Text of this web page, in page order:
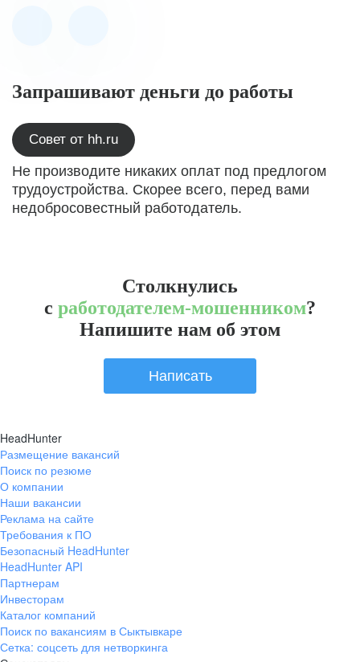
Запрашивают деньги до работы
Совет от hh.ru
Не производите никаких оплат под предлогом
трудоустройства. Скорее всего, перед вами
недобросовестный работодатель.
Столкнулись
с работодателем-мошенником?
Напишите нам об этом
Написать
HeadHunter
Размещение вакансий
Поиск по резюме
О компании
Наши вакансии
Реклама на сайте
Требования к ПО
Безопасный HeadHunter
HeadHunter API
Партнерам
Инвесторам
Каталог компаний
Поиск по вакансиям в Сыктывкаре
Сетка: соцсеть для нетворкинга